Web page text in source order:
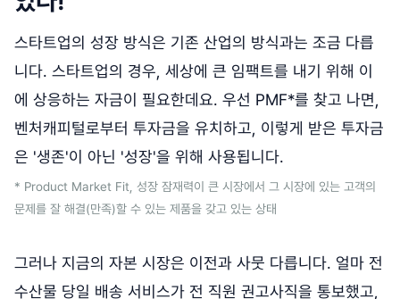
스타트업의 성장 방식은 기존 산업의 방식과는 조금 다릅
니다. 스타트업의 경우, 세상에 큰 임팩트를 내기 위해 이
에 상응하는 자금이 필요한데요. 우선 PMF*를 찾고 나면,
벤처캐피털로부터 투자금을 유치하고, 이렇게 받은 투자금
은 '생존'이 아닌 '성장'을 위해 사용됩니다.
* Product Market Fit, 성장 잠재력이 큰 시장에서 그 시장에 있는 고객의
문제를 잘 해결(만족)할 수 있는 제품을 갖고 있는 상태
그러나 지금의 자본 시장은 이전과 사뭇 다릅니다. 얼마 전
수산물 당일 배송 서비스가 전 직원 권고사직을 통보했고,